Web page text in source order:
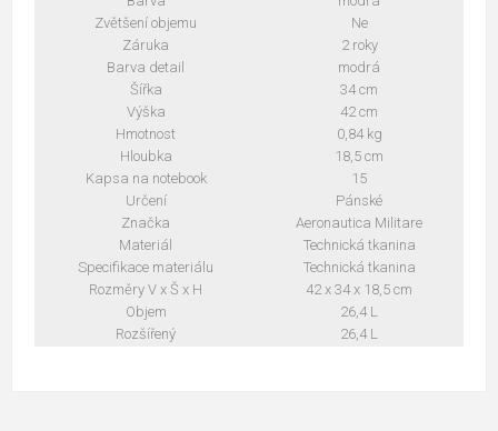
Zvětšení objemu
Ne
Záruka
2 roky
Barva detail
modrá
Šířka
34 cm
Výška
42 cm
Hmotnost
0,84 kg
Hloubka
18,5 cm
Kapsa na notebook
15
Určení
Pánské
Značka
Aeronautica Militare
Materiál
Technická tkanina
Specifikace materiálu
Technická tkanina
Rozměry V x Š x H
42 x 34 x 18,5 cm
Objem
26,4 L
Rozšířený
26,4 L